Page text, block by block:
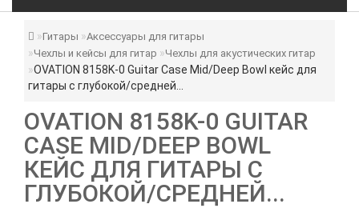
Гитары
Аксессуары для гитары
Чехлы и кейсы для гитар
Чехлы для акустических гитар
OVATION 8158K-0 Guitar Case Mid/Deep Bowl кейс для
гитары с глубокой/средней...
OVATION 8158K-0 GUITAR
CASE MID/DEEP BOWL
КЕЙС ДЛЯ ГИТАРЫ С
ГЛУБОКОЙ/СРЕДНЕЙ...